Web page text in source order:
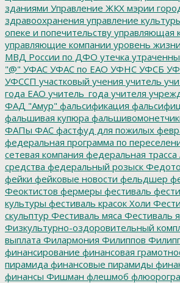
зданиями Управление ЖКХ мэрии
здравоохранения управление
опеке и попечительству управляющая
управляющие компании уровень жизни
МВД России по ДФО утечка
"@" УФАС УФАС по ЕАО УФНС УФСБ
УФССП участковый учения учитель
года ЕАО учитель_года учителя
ФАД "Амур" фальсификация
фальшивая купюра
ФАПы ФАС фастфуд для пожилых
федеральная программа по
сетевая компания федеральная трасса
средства федеральный розыск
фейки фейковые новости фельдшер
Феоктистов фермеры фестиваль
культуры фестиваль красок Холи
скульптур Фестиваль мяса Фестиваль
Физкультурно-оздоровительный
выплата Филармония Филиппов
финансирование финансовая
пирамида финансовые пирамиды
финансы Фишман флешмоб